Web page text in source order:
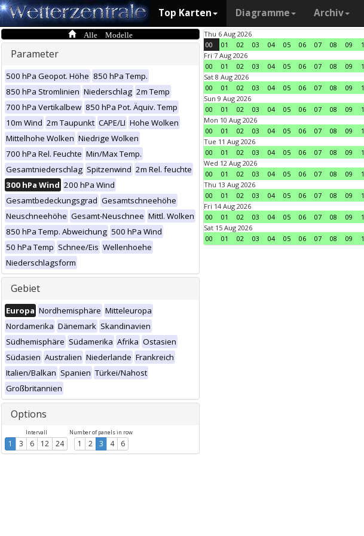
Top Karten Diagramme Archiv
Alle Modelle
Parameter
500 hPa Geopot. Höhe 850 hPa Temp.
850 hPa Stromlinien Niederschlag 2m Temp
700 hPa Vertikalbew 850 hPa Pot. Äquiv. Temp
10m Wind 2m Taupunkt CAPE/LI Hohe Wolken
Mittelhohe Wolken Niedrige Wolken
700 hPa Rel. Feuchte Min/Max Temp.
Gesamtniederschlag Spitzenwind 2m Rel. feuchte
300 hPa Wind 200 hPa Wind
Gesamtbedeckungsgrad Gesamtschneehöhe
Neuschneehöhe Gesamt-Neuschnee Mittl. Wolken
850 hPa Temp. Abweichung 500 hPa Wind
50 hPa Temp Schnee/Eis Wellenhoehe
Niederschlagsform
Gebiet
Europa Nordhemisphäre Mitteleuropa
Nordamerika Dänemark Skandinavien
Südhemisphäre Südamerika Afrika Ostasien
Südasien Australien Niederlande Frankreich
Italien/Balkan Spanien Türkei/Nahost
Großbritannien
Options
Intervall
1 3 6 12 24
Number of panels in row
1 2 3 4 6
Thu 6 Aug 2026
00
01 02 03 04 05 06 07 08 09
Fri 7 Aug 2026
00
01 02 03 04 05 06 07 08 09
Sat 8 Aug 2026
00
01 02 03 04 05 06 07 08 09
Sun 9 Aug 2026
00
01 02 03 04 05 06 07 08 09
Mon 10 Aug 2026
00
01 02 03 04 05 06 07 08 09
Tue 11 Aug 2026
00
01 02 03 04 05 06 07 08 09
Wed 12 Aug 2026
00
01 02 03 04 05 06 07 08 09
Thu 13 Aug 2026
00
01 02 03 04 05 06 07 08 09
Fri 14 Aug 2026
00
01 02 03 04 05 06 07 08 09
Sat 15 Aug 2026
00
01 02 03 04 05 06 07 08 09